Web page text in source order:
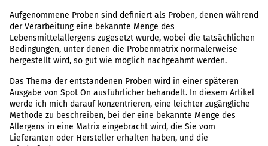
Aufgenommene Proben sind definiert als Proben, denen während
der Verarbeitung eine bekannte Menge des
Lebensmittelallergens zugesetzt wurde, wobei die tatsächlichen
Bedingungen, unter denen die Probenmatrix normalerweise
hergestellt wird, so gut wie möglich nachgeahmt werden.
Das Thema der entstandenen Proben wird in einer späteren
Ausgabe von Spot On ausführlicher behandelt. In diesem Artikel
werde ich mich darauf konzentrieren, eine leichter zugängliche
Methode zu beschreiben, bei der eine bekannte Menge des
Allergens in eine Matrix eingebracht wird, die Sie vom
Lieferanten oder Hersteller erhalten haben, und die